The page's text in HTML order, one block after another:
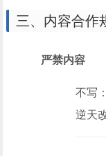
三、内容合作
严禁内容
不写
逆天